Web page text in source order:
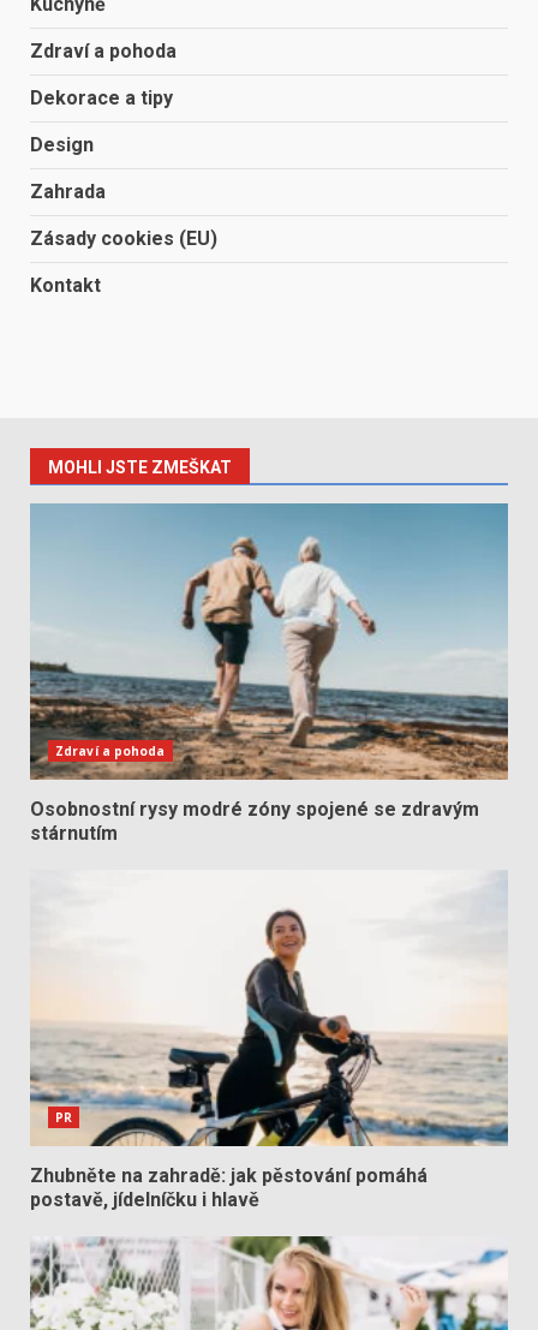
Zdraví a pohoda
Dekorace a tipy
Design
Zahrada
Zásady cookies (EU)
Kontakt
MOHLI JSTE ZMEŠKAT
Zdraví a pohoda
Osobnostní rysy modré zóny spojené se zdravým
stárnutím
PR
Zhubněte na zahradě: jak pěstování pomáhá
postavě, jídelníčku i hlavě